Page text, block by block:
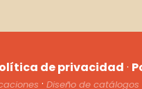
de privacidad ·
· Diseño de catálogos